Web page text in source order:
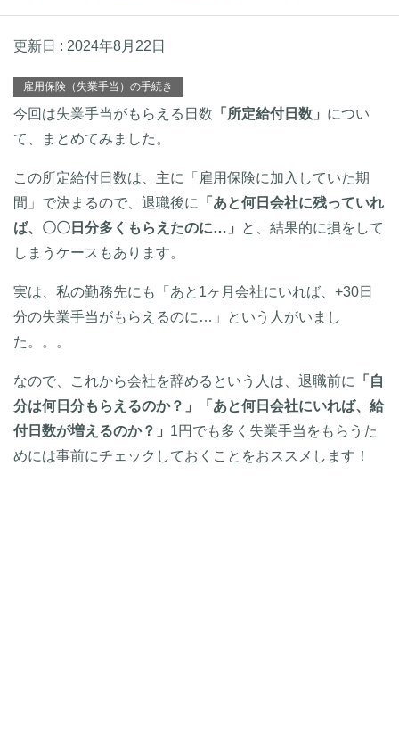
更新日 : 2024年8月22日
雇用保険（失業手当）の手続き
今回は失業手当がもらえる日数 「所定給付日数」 につい
て、まとめてみました。
この所定給付日数は、主に「雇用保険に加入していた期
間」で決まるので、退職後に
「あと何日会社に残っていれ
ば、〇〇日分多くもらえたのに…」
と、結果的に損をして
しまうケースもあります。
実は、私の勤務先にも「あと1ヶ月会社にいれば、+30日
分の失業手当がもらえるのに…」という人がいまし
た。。。
なので、これから会社を辞めるという人は、退職前に
「自
分は何日分もらえるのか？」
「あと何日会社にいれば、給
付日数が増えるのか？」 1円でも多く失業手当をもらうた
めには事前にチェックしておくことをおススメします！